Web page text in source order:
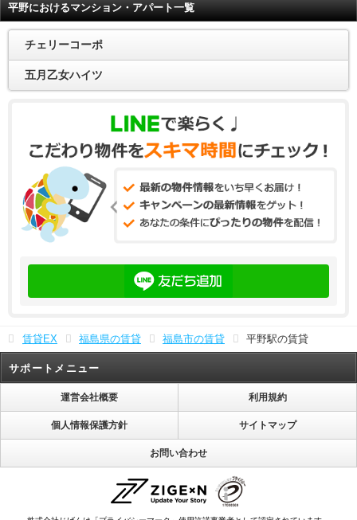
平野におけるマンション・アパート一覧
チェリーコーポ
五月乙女ハイツ
賃貸EX 福島県の賃貸 福島市の賃貸 平野駅の賃貸
サポートメニュー
運営会社概要 利用規約
個人情報保護方針 サイトマップ
お問い合わせ